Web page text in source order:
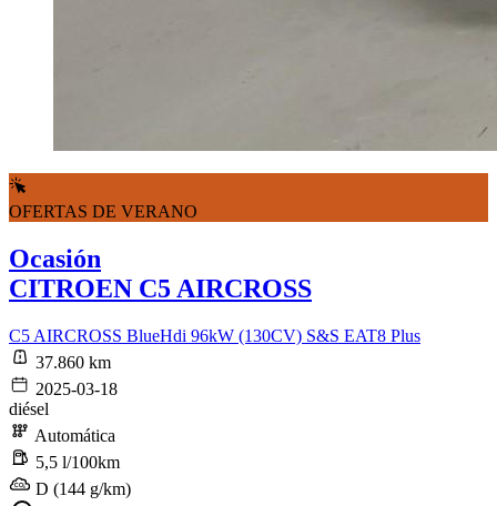
OFERTAS DE VERANO
Ocasión
CITROEN C5 AIRCROSS
C5 AIRCROSS BlueHdi 96kW (130CV) S&S EAT8 Plus
37.860 km
2025-03-18
diésel
Automática
5,5 l/100km
D (144 g/km)